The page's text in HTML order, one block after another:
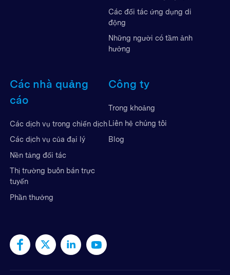
Các đối tác ứng dụng di
động
Những người có tầm ảnh
hưởng
Các nhà quảng
cáo
Các dịch vụ trong chiến dịch
Các dịch vụ của đại lý
Nền tảng đối tác
Thị trường buôn bán trực
tuyến
Phần thưởng
Công ty
Trong khoảng
Liên hệ chúng tôi
Blog